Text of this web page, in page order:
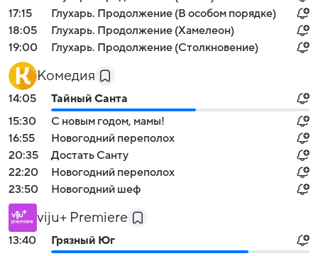
17:15
Глухарь. Продолжение (В особом порядке)
18:05
Глухарь. Продолжение (Хамелеон)
19:00
Глухарь. Продолжение (Столкновение)
Комедия
14:05
Тайный Санта
15:30
С новым годом, мамы!
16:55
Новогодний переполох
20:35
Достать Санту
22:20
Новогодний переполох
23:50
Новогодний шеф
viju+ Premiere
13:40
Грязный Юг